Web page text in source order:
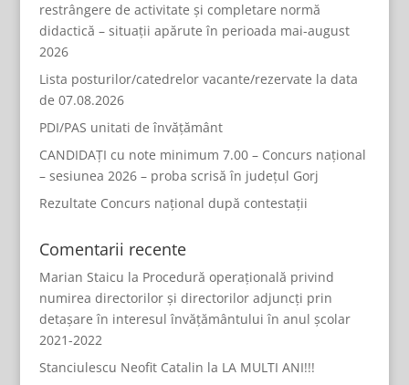
restrângere de activitate și completare normă
didactică – situații apărute în perioada mai-august
2026
Lista posturilor/catedrelor vacante/rezervate la data
de 07.08.2026
PDI/PAS unitati de învățământ
CANDIDAȚI cu note minimum 7.00 – Concurs național
– sesiunea 2026 – proba scrisă în județul Gorj
Rezultate Concurs național după contestații
Comentarii recente
Marian Staicu la Procedură operațională privind
numirea directorilor și directorilor adjuncți prin
detașare în interesul învățământului în anul școlar
2021-2022
Stanciulescu Neofit Catalin la LA MULTI ANI!!!